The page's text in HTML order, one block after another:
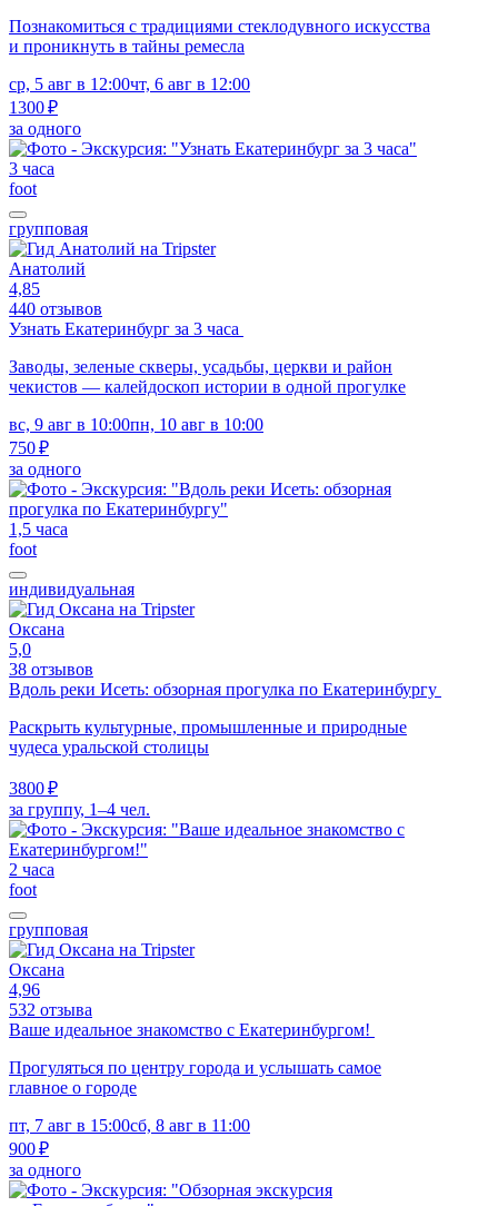
Познакомиться с традициями стеклодувного искусства
и проникнуть в тайны ремесла
ср, 5 авг в 12:00чт, 6 авг в 12:00
1300 ₽
за одного
3 часа
foot
групповая
Анатолий
4,85
440 отзывов
Узнать Екатеринбург за 3 часа
Заводы, зеленые скверы, усадьбы, церкви и район
чекистов — калейдоскоп истории в одной прогулке
вс, 9 авг в 10:00пн, 10 авг в 10:00
750 ₽
за одного
1,5 часа
foot
индивидуальная
Оксана
5,0
38 отзывов
Вдоль реки Исеть: обзорная прогулка по Екатеринбургу
Раскрыть культурные, промышленные и природные
чудеса уральской столицы
3800 ₽
за группу, 1–4 чел.
2 часа
foot
групповая
Оксана
4,96
532 отзыва
Ваше идеальное знакомство с Екатеринбургом!
Прогуляться по центру города и услышать самое
главное о городе
пт, 7 авг в 15:00сб, 8 авг в 11:00
900 ₽
за одного